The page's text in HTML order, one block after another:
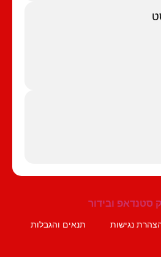
נגישות תנאים והגבלות